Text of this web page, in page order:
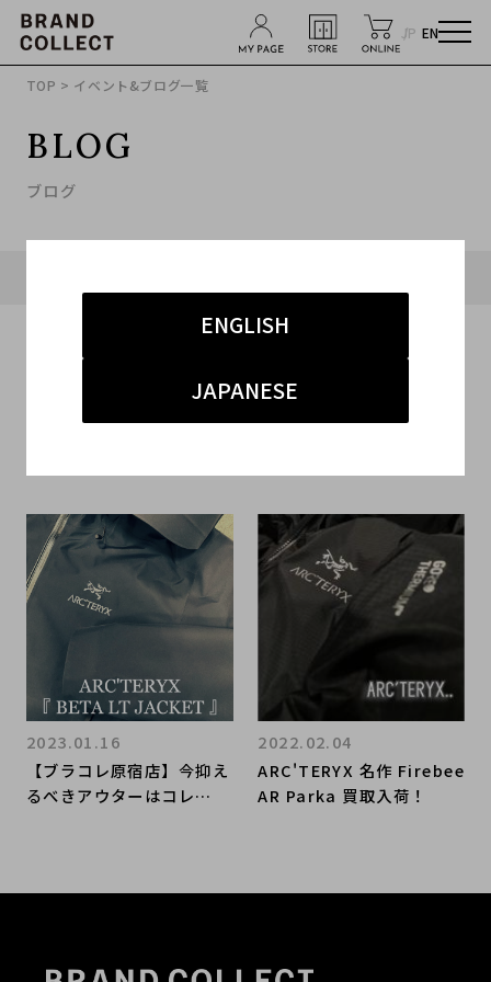
JP EN
ENGLISH
JAPANESE
TOP > イベント&ブログ一覧
BLOG
ブログ
【ブラコレ原宿店】今抑え
るべきアウターはコレ
2023.01.16
ARC'TERYX 名作 Firebee
AR Parka 買取入荷！
2022.02.04